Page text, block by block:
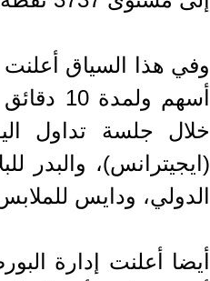
خلال جلسة تداول
(ايجيترانس)، والبدر
الدولي، ودايس
أيضا أعلنت إدارة